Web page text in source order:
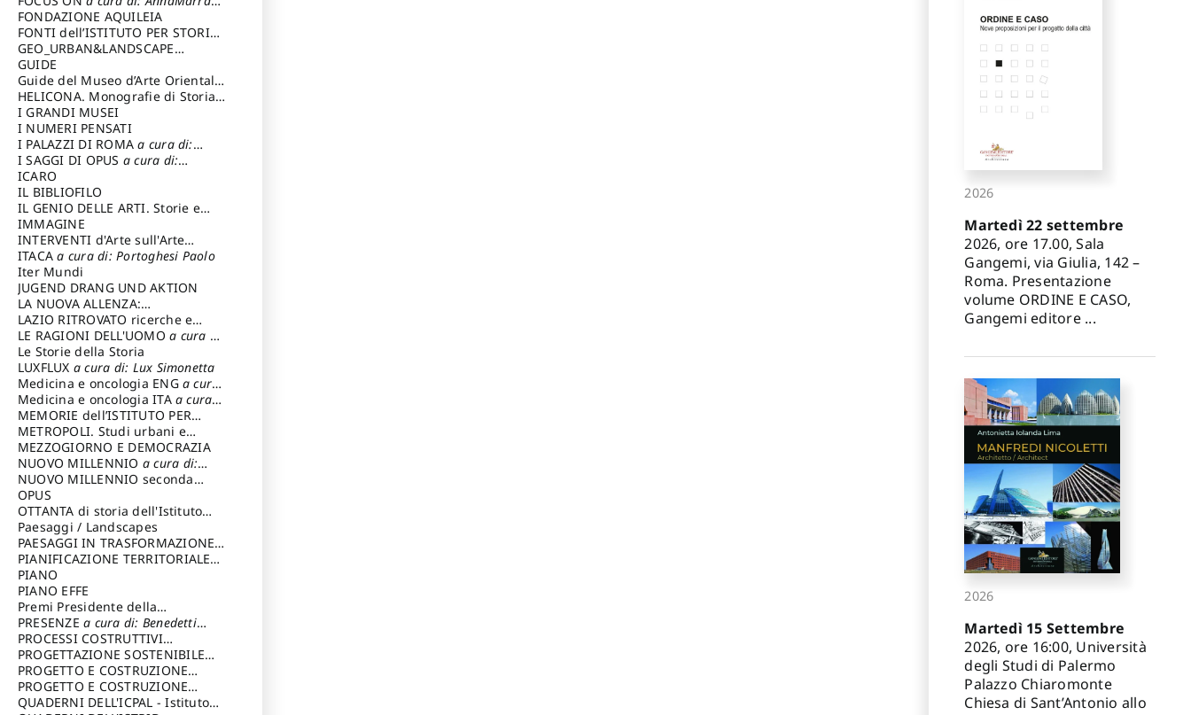
Contemporanea
FONDAZIONE AQUILEIA
FONTI dell’ISTITUTO PER STORIA
DEL RISORGIMENTO
GEO_URBAN&LANDSCAPE
PLANNING (GULP)
Trusiani Elio
GUIDE
Guide del Museo d’Arte Orientale
“Giuseppe Tucci”
HELICONA. Monografie di Storia
dell'Artea cura di: Gallo Marco
I GRANDI MUSEI
I NUMERI PENSATI
I PALAZZI DI ROMAa cura di:
Ippoliti Alessandro
I SAGGI DI OPUS a cura di:
Scalesse Tommaso
ICARO
IL BIBLIOFILO
IL GENIO DELLE ARTI. Storie e
interpretazione
IMMAGINE
INTERVENTI d'Arte sull'Arte
dedicata alla cultura della
conservazione d’arte
Fondazione Paola Droghetti onlus
ITACAa cura di: Portoghesi Paolo
Iter Mundi
JUGEND DRANG UND AKTION
LA NUOVA ALLENZA:
ARCHITETTURA & AMBIENTE
LAZIO RITROVATO ricerche e
restauri
LE RAGIONI DELL'UOMOa cura di:
Lombardi Satriani Luigi
Le Storie della Storia
LUXFLUX a cura di: Lux Simonetta
Medicina e oncologia ENG a cura
di: Lopez Massimo
Medicina e oncologia ITA a cura
di: Lopez Massimo
MEMORIE dell’ISTITUTO PER
STORIA DEL RISORGIMENTO
METROPOLI. Studi urbani e
regionali
MEZZOGIORNO E DEMOCRAZIA
NUOVO MILLENNIO a cura di:
Capaldo Pellegrino
NUOVO MILLENNIO seconda
serie
Francesco
OPUS
OTTANTA di storia dell'Istituto
storia dell’Istitutoa cura di:
Cavalieri Patrizia
Paesaggi / Landscapes
PAESAGGI IN TRASFORMAZIONEa
cura di: Corti Enrico A.
PIANIFICAZIONE TERRITORIALE
URBANISTICA ED AMBIENTALE
cura di: Costa Enrico
PIANO
PIANO EFFE
Premi Presidente della
Repubblica
PRESENZEa cura di: Benedetti
Sandro
PROCESSI COSTRUTTIVI
DELL'ARCHITETTURAa cura di:
Ippoliti Alessandro
PROGETTAZIONE SOSTENIBILE
PARTECIPATA
PROGETTO E COSTRUZIONE
DELL’ARCHITETTURA
PROGETTO E COSTRUZIONE
SOSTENIBILE
QUADERNI DELL'ICPAL - Istituto
2026
Martedì 22 settembre
2026, ore 17.00, Sala
Gangemi, via Giulia, 142 –
Roma. Presentazione
volume ORDINE E CASO,
Gangemi editore ...
2026
Martedì 15 Settembre
2026, ore 16:00, Università
degli Studi di Palermo
Palazzo Chiaromonte
Chiesa di Sant’Antonio allo